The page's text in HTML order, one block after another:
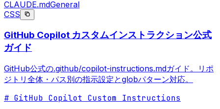
CLAUDE.mdGeneral
CSS
GitHub Copilot カスタムインストラクション公式
ガイド
GitHub公式の.github/copilot-instructions.mdガイド。リポ
ジトリ全体・パス別の指示設定とglobパターン対応。
# GitHub Copilot Custom Instructions